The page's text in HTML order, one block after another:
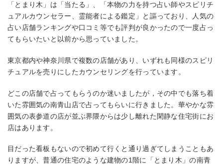
「とまり木」は「当たる」、「本物の力を持つ占い師やスピリチ
ュアルカウンセラー、霊能者による鑑定」と謳っており、人気の
占い店舗ランキングや口コミ等でも評判が良かったので一度占っ
てもらいたいと以前から思っていました。
東京都内や神奈川県で複数の店舗があり、いずれも同様のスピリ
チュアルを売りにしたカウンセリングを行っています。
どこの店舗で占ってもらうのか迷いましたが，その中でも落ち着
いた雰囲気の南青山店で占ってもらいに行きました。華やかな雰
囲気の表参道の店が並ぶ界隈からは少し離れた閑静な住宅街にお
店はあります。
目だった看板もないので初めて行くと通り過ぎてしまうこともあ
りますが、普通の住宅のような建物の1階に「とまり木」の南青